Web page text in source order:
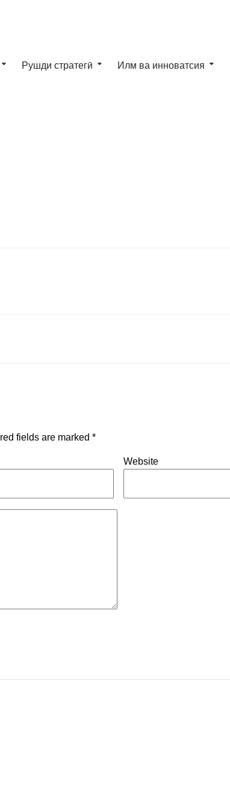
Рушди стратегӣ Илм ва инноватсия
fields are marked *
Website